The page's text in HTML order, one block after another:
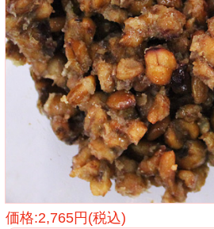
価格:2,765円(税込)